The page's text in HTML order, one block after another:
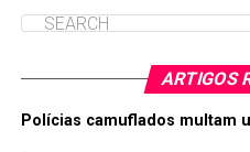
ARTIGOS
Polícias camuflados multam